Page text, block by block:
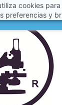
cookies
preferencias y